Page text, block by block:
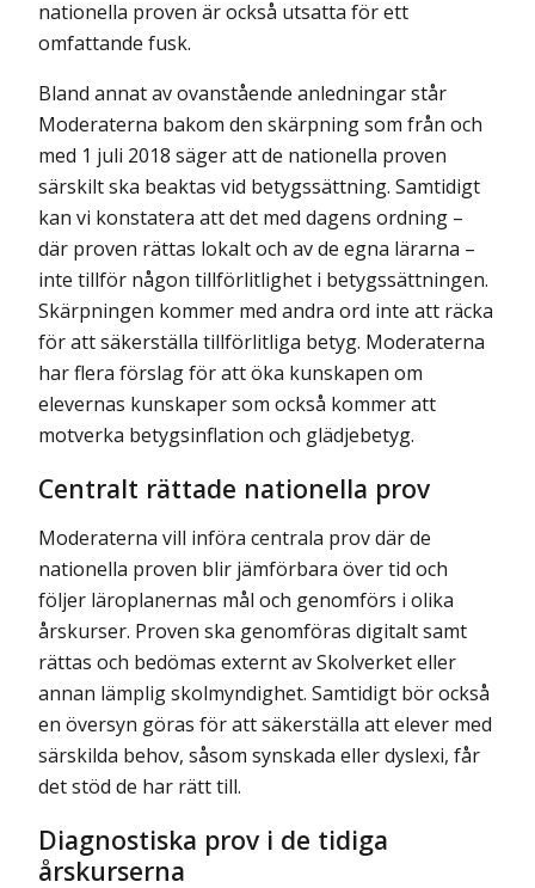
nationella proven är också utsatta för ett
omfattande fusk.
Bland annat av ovanstående anledningar står
Moderaterna bakom den skärpning som från och
med 1 juli 2018 säger att de nationella proven
särskilt ska beaktas vid betygssättning. Samtidigt
kan vi konstatera att det med dagens ordning –
där proven rättas lokalt och av de egna lärarna –
inte tillför någon tillförlitlighet i betygssättningen.
Skärpningen kommer med andra ord inte att räcka
för att säkerställa tillförlitliga betyg. Moderaterna
har flera förslag för att öka kunskapen om
elevernas kunskaper som också kommer att
motverka betygsinflation och glädjebetyg.
Centralt rättade nationella prov
Moderaterna vill införa centrala prov där de
nationella proven blir jämförbara över tid och
följer läroplanernas mål och genomförs i olika
årskurser. Proven ska genomföras digitalt samt
rättas och bedömas externt av Skolverket eller
annan lämplig skol­myndighet. Samtidigt bör också
en översyn göras för att säkerställa att elever med
särskilda behov, såsom synskada eller dyslexi, får
det stöd de har rätt till.
Diagnostiska prov i de tidiga
årskurserna